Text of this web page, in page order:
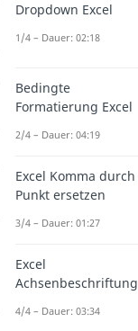
Dropdown Excel
1/4 – Dauer: 02:18
Bedingte
Formatierung Excel
2/4 – Dauer: 04:19
Excel Komma durch
Punkt ersetzen
3/4 – Dauer: 01:27
Excel
Achsenbeschriftung
4/4 – Dauer: 03:34